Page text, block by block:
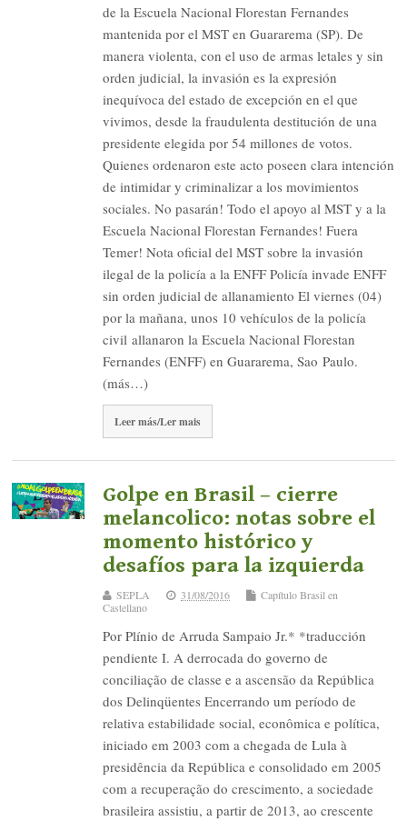
de la Escuela Nacional Florestan Fernandes
mantenida por el MST en Guararema (SP). De
manera violenta, con el uso de armas letales y sin
orden judicial, la invasión es la expresión
inequívoca del estado de excepción en el que
vivimos, desde la fraudulenta destitución de una
presidente elegida por 54 millones de votos.
Quienes ordenaron este acto poseen clara intención
de intimidar y criminalizar a los movimientos
sociales. No pasarán! Todo el apoyo al MST y a la
Escuela Nacional Florestan Fernandes! Fuera
Temer! Nota oficial del MST sobre la invasión
ilegal de la policía a la ENFF Policía invade ENFF
sin orden judicial de allanamiento El viernes (04)
por la mañana, unos 10 vehículos de la policía
civil allanaron la Escuela Nacional Florestan
Fernandes (ENFF) en Guararema, Sao Paulo.
(más…)
Leer más/Ler mais
Golpe en Brasil – cierre
melancolico: notas sobre el
momento histórico y
desafíos para la izquierda
SEPLA 31/08/2016
Capítulo Brasil en
Castellano
Por Plínio de Arruda Sampaio Jr.* *traducción
pendiente I. A derrocada do governo de
conciliação de classe e a ascensão da República
dos Delinqüentes Encerrando um período de
relativa estabilidade social, econômica e política,
iniciado em 2003 com a chegada de Lula à
presidência da República e consolidado em 2005
com a recuperação do crescimento, a sociedade
brasileira assistiu, a partir de 2013, ao crescente